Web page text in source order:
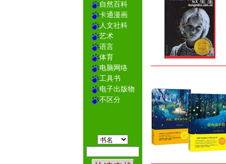
自然百科
卡通漫画
人文社科
艺术
语言
体育
电脑网络
工具书
电子出版物
不区分